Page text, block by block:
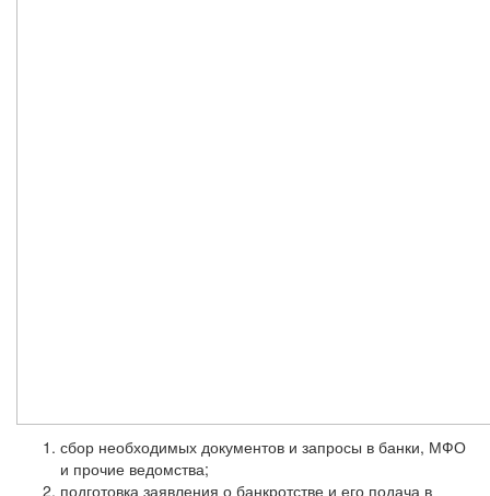
сбор необходимых документов и запросы в банки, МФО
и прочие ведомства;
подготовка заявления о банкротстве и его подача в